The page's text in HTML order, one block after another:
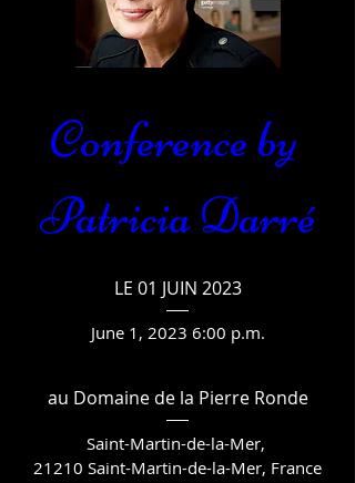
Conference by
Patricia Darré
LE 01 JUIN 2023
June 1, 2023 6:00 p.m.
au Domaine de la Pierre Ronde
Saint-Martin-de-la-Mer,
21210 Saint-Martin-de-la-Mer, France